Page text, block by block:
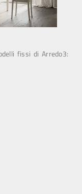
fissi di Arredo3: